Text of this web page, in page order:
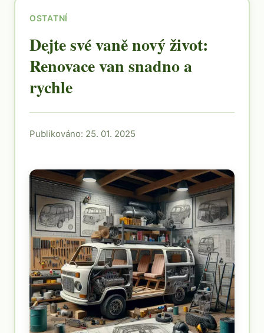
OSTATNÍ
Dejte své vaně nový život:
Renovace van snadno a
rychle
Publikováno: 25. 01. 2025